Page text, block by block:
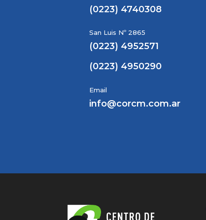
(0223) 4740308
San Luis Nº 2865
(0223) 4952571
(0223) 4950290
Email
info@corcm.com.ar